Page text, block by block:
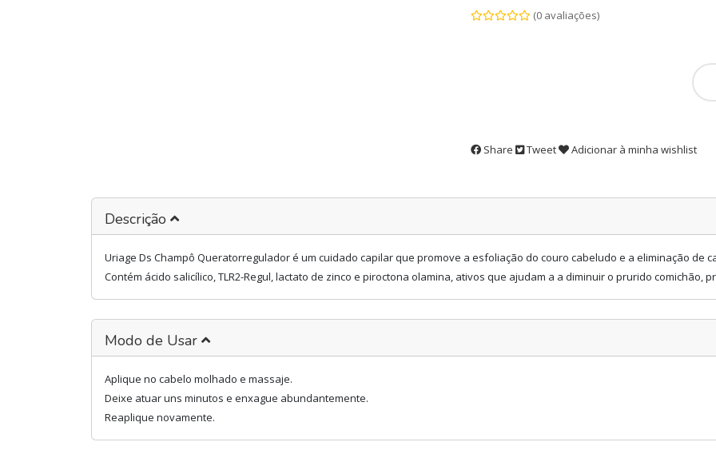
(0 avaliações)
Share Tweet Adicionar à minha wishlist
Descrição
Uriage Ds Champô Queratorregulador é um cuidado capilar que promove a esfoliação do couro cabeludo e a eliminação de
Contém ácido salicílico, TLR2-Regul, lactato de zinco e piroctona olamina, ativos que ajudam a a diminuir o prurido comichão,
Modo de Usar
Aplique no cabelo molhado e massaje.
Deixe atuar uns minutos e enxague abundantemente.
Reaplique novamente.